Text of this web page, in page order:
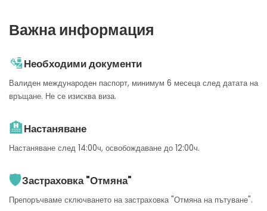
Важна информация
🛂Необходими документи
Валиден международен паспорт, минимум 6 месеца след датата на
връщане. Не се изисква виза.
🏨Настаняване
Настаняване след 14:00ч, освобождаване до 12:00ч.
🛡️Застраховка "Отмяна"
Препоръчваме сключването на застраховка "Отмяна на пътуване".